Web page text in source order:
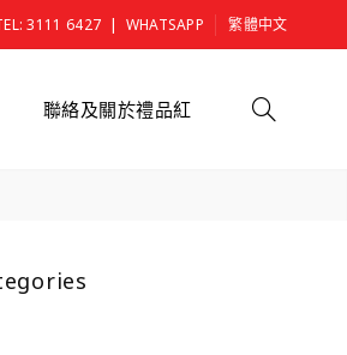
3111 6427 | WHATSAPP 繁體中文
聯絡及關於禮品紅